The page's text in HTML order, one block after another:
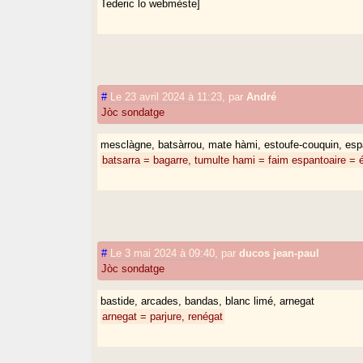
Tederic lo webmèste]
# Le 23 avril 2024 à 11:23 par André
Jòc sondatge
mesclàgne, batsàrrou, mate hàmi, estoufe-couquin,
batsarra = bagarre, tumulte hami = faim espantoaire =
# Le 3 mai 2024 à 09:40 parducos jean-paul
Jòc sondatge
bastide, arcades, bandas, blanc limé, arnegat
arnegat = parjure, renégat